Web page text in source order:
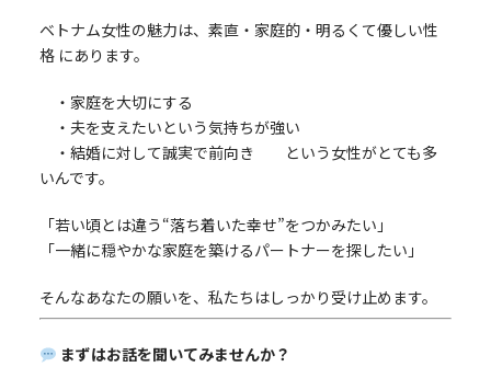
ベトナム女性の魅力は、素直・家庭的・明るくて優しい性
格 にあります。
・家庭を大切にする
・夫を支えたいという気持ちが強い
・結婚に対して誠実で前向き という女性がとても多
いんです。
「若い頃とは違う“落ち着いた幸せ”をつかみたい」
「一緒に穏やかな家庭を築けるパートナーを探したい」
そんなあなたの願いを、私たちはしっかり受け止めます。
まずはお話を聞いてみませんか？